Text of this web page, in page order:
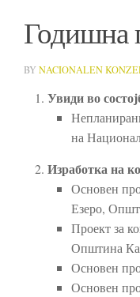
Годишна
BY NACIONALEN
Увиди во
на
Изработка на
Основен
Езеро,
Проект за
Општина
Основен
Основен